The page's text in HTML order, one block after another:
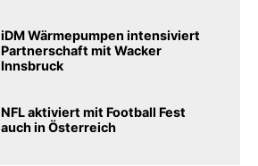
iDM Wärmepumpen intensiviert
Partnerschaft mit Wacker
Innsbruck
NFL aktiviert mit Football Fest
auch in Österreich